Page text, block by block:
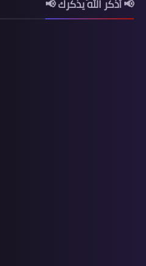
📢 أذكر اللّه يذكرك 📢